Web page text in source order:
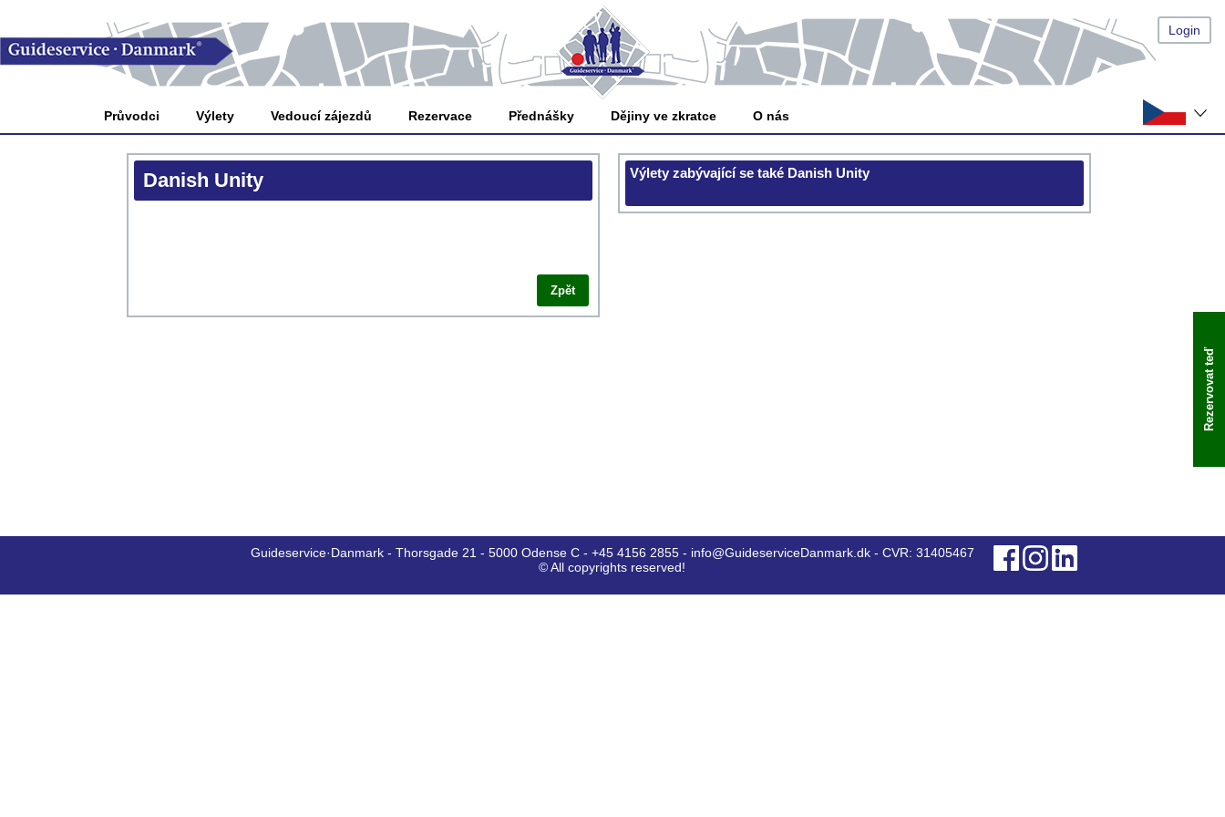
Login
Průvodci Výlety Vedoucí zájezdů Rezervace Přednášky Dějiny ve zkratce O nás
Danish Unity
Zpět
Výlety zabývající se také Danish Unity
Rezervovat teď
Guideservice·Danmark - Thorsgade 21 - 5000 Odense C - +45 4156 2855 - info@GuideserviceDanmark.dk - CVR: 31405467
© All copyrights reserved!